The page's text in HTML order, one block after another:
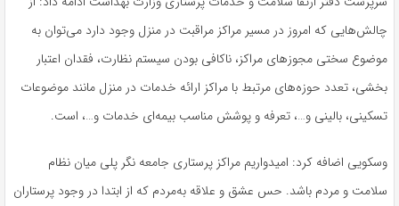
چالش‌هایی که امروز در مسیر مراکز مراقبت در منزل وجود دارد می‌توان به
موضوع سختی مجوزهای مراکز، ناکافی بودن سیستم نظارت، فقدان اعتبار
بخشی، تعدد حوزه‌های مرتبط با مراکز ارائه خدمات در منزل مانند موضوعات
تسکینی، بالینی و…، تعرفه و پوشش مناسب بیمه‌ای خدمات و…، است.
وسکویی اضافه کرد: امیدواریم مراکز پرستاری جامعه نگر پلی میان نظام
سلامت و مردم باشد. حس عشق و علاقه به‌مردم که از ابتدا در وجود پرستاران